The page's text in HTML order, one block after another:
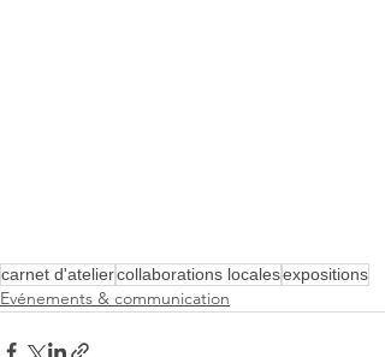
carnet d'ateliercollaborations localesexpositions
Evénements & communication